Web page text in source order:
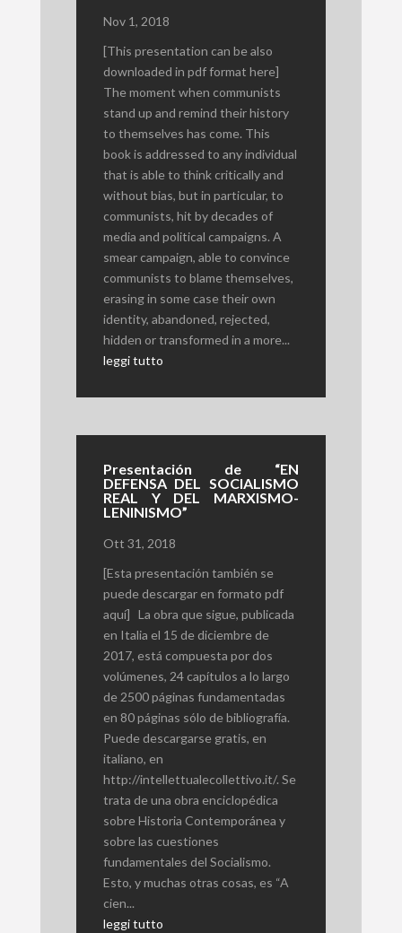
Nov 1, 2018
[This presentation can be also
downloaded in pdf format here]
The moment when communists
stand up and remind their history
to themselves has come. This
book is addressed to any individual
that is able to think critically and
without bias, but in particular, to
communists, hit by decades of
media and political campaigns. A
smear campaign, able to convince
communists to blame themselves,
erasing in some case their own
identity, abandoned, rejected,
hidden or transformed in a more...
leggi tutto
Presentación de “EN
DEFENSA DEL SOCIALISMO
REAL Y DEL MARXISMO-
LENINISMO”
Ott 31, 2018
[Esta presentación también se
puede descargar en formato pdf
aquí] La obra que sigue, publicada
en Italia el 15 de diciembre de
2017, está compuesta por dos
volúmenes, 24 capítulos a lo largo
de 2500 páginas fundamentadas
en 80 páginas sólo de bibliografía.
Puede descargarse gratis, en
italiano, en
http://intellettualecollettivo.it/. Se
trata de una obra enciclopédica
sobre Historia Contemporánea y
sobre las cuestiones
fundamentales del Socialismo.
Esto, y muchas otras cosas, es “A
cien...
leggi tutto